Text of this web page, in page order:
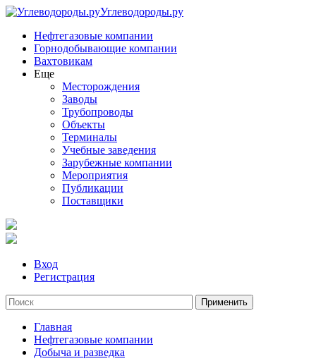
Углеводороды.ру
Нефтегазовые компании
Горнодобывающие компании
Вахтовикам
Еще
Месторождения
Заводы
Трубопроводы
Объекты
Терминалы
Учебные заведения
Зарубежные компании
Мероприятия
Публикации
Поставщики
Вход
Регистрация
Главная
Нефтегазовые компании
Добыча и разведка